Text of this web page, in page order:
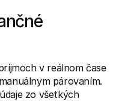
v reálnom čase
párovaním.
zo všetkých